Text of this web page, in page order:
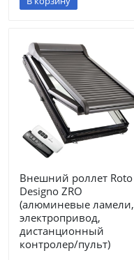
Внешний роллет Roto
Designo ZRO
(алюминевые ламели,
электропривод,
дистанционный
контролер/пульт)